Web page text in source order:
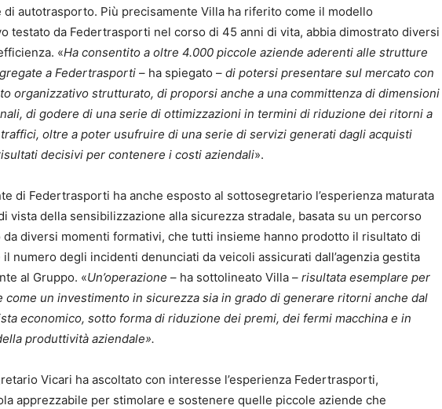
di autotrasporto. Più precisamente Villa ha riferito come il modello
testato da Federtrasporti nel corso di 45 anni di vita, abbia dimostrato diversi
«Ha consentito a oltre 4.000 piccole aziende aderenti alle strutture
a Federtrasporti – ha spiegato – di potersi presentare sul mercato con
organizzativo strutturato, di proporsi anche a una committenza di dimensioni
di godere di una serie di ottimizzazioni in termini di riduzione dei ritorni a
oltre a poter usufruire di una serie di servizi generati dagli acquisti
decisivi per contenere i costi aziendali».
di Federtrasporti ha anche esposto al sottosegretario l’esperienza maturata
vista della sensibilizzazione alla sicurezza stradale, basata su un percorso
da diversi momenti formativi, che tutti insieme hanno prodotto il risultato di
il numero degli incidenti denunciati da veicoli assicurati dall’agenzia gestita
al Gruppo. «Un’operazione – ha sottolineato Villa – risultata esemplare per
come un investimento in sicurezza sia in grado di generare ritorni anche dal
economico, sotto forma di riduzione dei premi, dei fermi macchina e in
produttività aziendale».
Vicari ha ascoltato con interesse l’esperienza Federtrasporti,
apprezzabile per stimolare e sostenere quelle piccole aziende che